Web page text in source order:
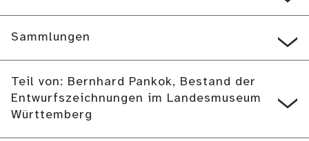
Sammlungen
Teil von: Bernhard Pankok, Bestand der
Entwurfszeichnungen im Landesmuseum
Württemberg